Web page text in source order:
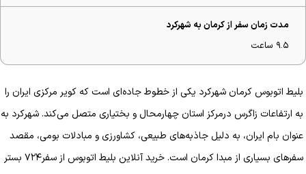
مدت زمان سفر از کرمان به شهرکرد
۹.۵ ساعت
بلیط اتوبوس کرمان شهرکرد یکی از خطوط جاده‌ای است که کویر مرکزی ایران را
به ارتفاعات زاگرس درمرکز استان چهارمحال و بختیاری متصل می‌کند. شهرکرد به
عنوان بام ایران، به دلیل جاذبه‌های طبیعی، کشاورزی و مبادلات بومی، مقصد
سفرهای بسیاری از مبدا کرمان است. خرید آنلاین بلیط اتوبوس از سفر۷۲۴ بستر